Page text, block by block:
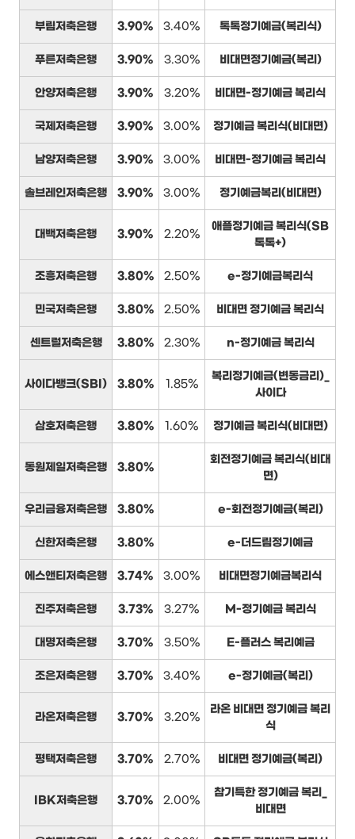
부림저축은행 3.90% 3.40% 톡톡정기예금(복리식)
푸른저축은행 3.90% 3.30% 비대면정기예금(복리)
안양저축은행 3.90% 3.20% 비대면-정기예금 복리식
국제저축은행 3.90% 3.00% 정기예금 복리식(비대면)
남양저축은행 3.90% 3.00% 비대면-정기예금 복리식
솔브레인저축은행 3.90% 3.00% 정기예금복리(비대면)
대백저축은행 3.90% 2.20%
애플정기예금 복리식(SB
톡톡+)
조흥저축은행 3.80% 2.50% e-정기예금복리식
민국저축은행 3.80% 2.50% 비대면 정기예금 복리식
센트럴저축은행 3.80% 2.30% n-정기예금 복리식
사이다뱅크(SBI) 3.80% 1.85%
복리정기예금(변동금리)_
사이다
삼호저축은행 3.80% 1.60% 정기예금 복리식(비대면)
동원제일저축은행 3.80%
회전정기예금 복리식(비대
면)
우리금융저축은행 3.80% e-회전정기예금(복리)
신한저축은행 3.80% e-더드림정기예금
에스앤티저축은행 3.74% 3.00% 비대면정기예금복리식
진주저축은행 3.73% 3.27% M-정기예금 복리식
대명저축은행 3.70% 3.50% E-플러스 복리예금
조은저축은행 3.70% 3.40% e-정기예금(복리)
라온저축은행 3.70% 3.20%
라온 비대면 정기예금 복리
식
평택저축은행 3.70% 2.70% 비대면 정기예금(복리)
IBK저축은행 3.70% 2.00%
참기특한 정기예금 복리_
비대면